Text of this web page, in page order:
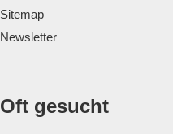
Sitemap
Newsletter
Oft gesucht